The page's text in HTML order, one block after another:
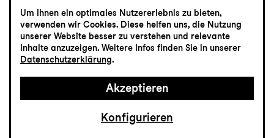
Die Bäume
Ein spätes Requiem
Schauspiel von Ariane von Graffenried und
Martin Bieri
Um Ihnen ein optimales Nutzererlebnis zu bieten,
verwenden wir Cookies. Diese helfen uns, die Nutzung
unserer Website besser zu verstehen und relevante
Inhalte anzuzeigen. Weitere Infos finden Sie in unserer
Datenschutzerklärung.
Akzeptieren
Konfigurieren